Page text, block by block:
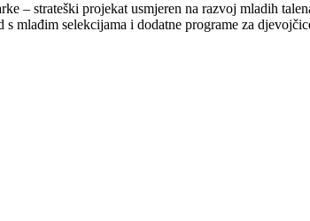
strateški projekat usmjeren na razvoj mladih
selekcijama i dodatne programe za